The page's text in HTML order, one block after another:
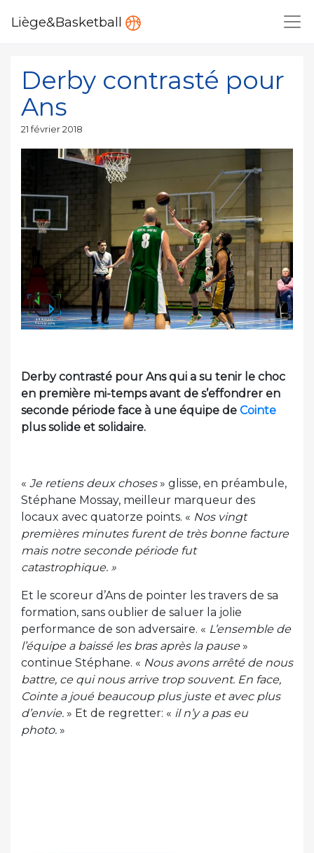
Liège&Basketball
Derby contrasté pour
Ans
Publié
21 février 2018
Derby contrasté pour Ans qui a su tenir le choc
en première mi-temps avant de s’effondrer en
seconde période face à une équipe de Cointe
plus solide et solidaire.
« Je retiens deux choses» glisse, en préambule,
Stéphane Mossay, meilleur marqueur des
locaux avec quatorze points. « Nos vingt
premières minutes furent de très bonne facture
mais notre seconde période fut
catastrophique. »
Et le scoreur d’Ans de pointer les travers de sa
formation, sans oublier de saluer la jolie
performance de son adversaire. « L’ensemble de
l’équipe a baissé les bras après la pause»
continue Stéphane. « Nous avons arrêté de nous
battre, ce qui nous arrive trop souvent. En face,
Cointe a joué beaucoup plus juste et avec plus
d’envie. » Et de regretter: « il n’y a pas eu
photo. »